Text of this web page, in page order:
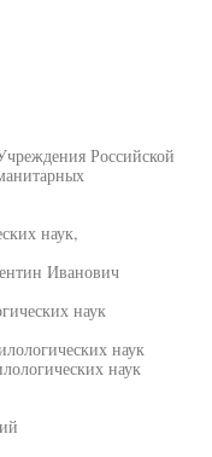
Российской
наук,
Иванович
наук
наук
наук